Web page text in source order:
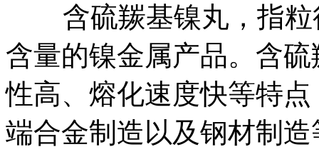
含硫羰基镍丸，指粒
含量的镍金属产品。含
性高、熔化速度快等特
端合金制造以及钢材制